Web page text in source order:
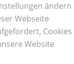
ändern
Webseite
Cookies
Website